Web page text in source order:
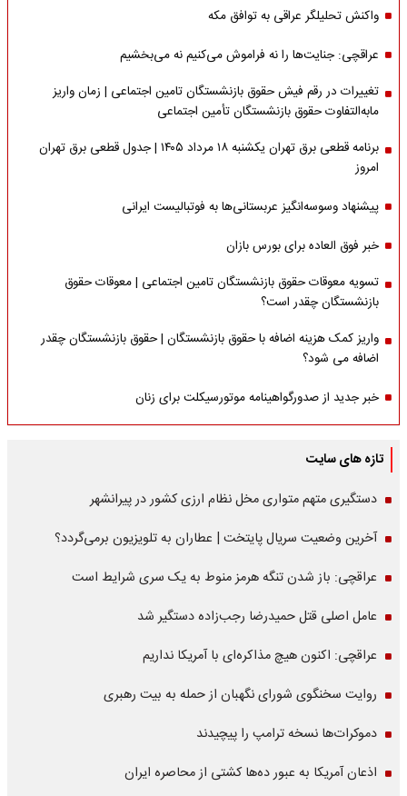
واکنش تحلیلگر عراقی به توافق مکه
عراقچی: جنایت‌ها را نه فراموش می‌کنیم نه می‌بخشیم
تغییرات در رقم فیش حقوق بازنشستگان تامین اجتماعی | زمان واریز
مابه‌التفاوت حقوق بازنشستگان تأمین اجتماعی
برنامه قطعی برق تهران یکشنبه ۱۸ مرداد ۱۴۰۵ | جدول قطعی برق تهران
امروز
پیشنهاد وسوسه‌انگیز عربستانی‌ها به فوتبالیست ایرانی
خبر فوق العاده برای بورس بازان
تسویه معوقات حقوق بازنشستگان تامین اجتماعی | معوقات حقوق
بازنشستگان چقدر است؟
واریز کمک هزینه اضافه با حقوق بازنشستگان | حقوق بازنشستگان چقدر
اضافه می شود؟
خبر جدید از صدورگواهینامه موتورسیکلت برای زنان
تازه های سایت
دستگیری متهم متواری مخل نظام ارزی کشور در پیرانشهر
آخرین وضعیت سریال پایتخت | عطاران به تلویزیون برمی‌گردد؟
عراقچی: باز شدن تنگه هرمز منوط به یک سری شرایط است
عامل اصلی قتل حمیدرضا رجب‌زاده دستگیر شد
عراقچی: اکنون هیچ مذاکره‌ای با آمریکا نداریم
روایت سخنگوی شورای نگهبان از حمله به بیت رهبری
دموکرات‌ها نسخه ترامپ را پیچیدند
اذعان آمریکا به عبور ده‌ها کشتی از محاصره ایران